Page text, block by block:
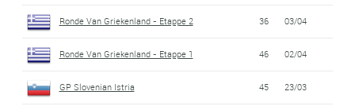
Ronde Van Griekenland - Etappe 2 36 03/04
Ronde Van Griekenland - Etappe 1 46 02/04
GP Slovenian Istria 45 23/03